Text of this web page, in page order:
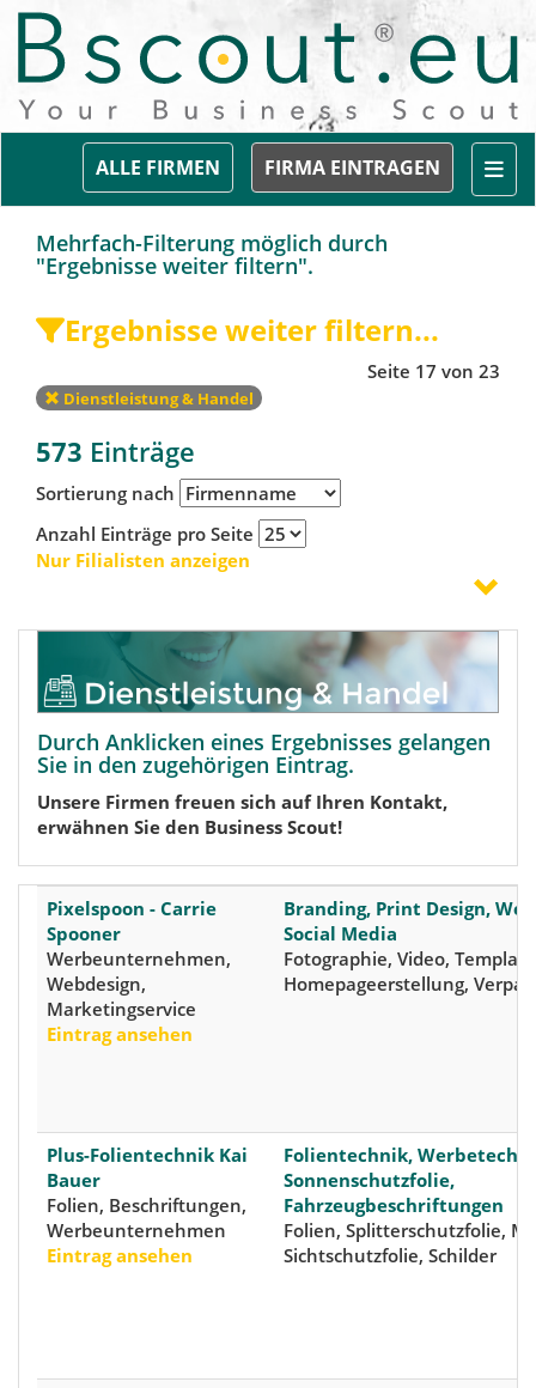
FIRMA EINTRAGEN
ALLE FIRMEN
Mehrfach-Filterung möglich durch
"Ergebnisse weiter filtern".
Ergebnisse weiter filtern...
Seite 17 von 23
Dienstleistung & Handel
573 Einträge
Sortierung nach
Anzahl Einträge pro Seite
Nur Filialisten anzeigen
Durch Anklicken eines Ergebnisses gelangen
Sie in den zugehörigen Eintrag.
Unsere Firmen freuen sich auf Ihren Kontakt,
erwähnen Sie den Business Scout!
Pixelspoon - Carrie
Spooner
Werbeunternehmen,
Webdesign,
Marketingservice
Eintrag ansehen
Branding, Print Design,
Social Media
Fotographie, Video,
Homepageerstellung,
Plus-Folientechnik Kai
Bauer
Folien, Beschriftungen,
Werbeunternehmen
Eintrag ansehen
Folientechnik,
Sonnenschutzfolie,
Fahrzeugbeschriftungen
Folien, Splitterschutzfolie,
Sichtschutzfolie, Schilder